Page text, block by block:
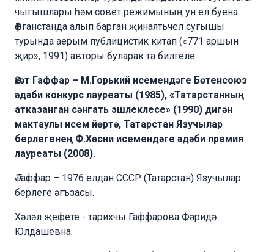
чыгышлары һәм совет режимының ун ел буена
Әфганстанда алып барган җинаятьчел сугышы
турында аерым публицистик китап («771 аршын
җир», 1991) авторы буларак та билгеле.
Әхәт Гаффар – М.Горький исемендәге Бөтенсоюз
әдәби конкурс лауреаты (1985), «Татарстанның
атказанган сәнгать эшлеклесе» (1990) дигән
мактаулы исем йөртә, Татарстан Язучылар
берлегенең Ф.Хөсни исемендәге әдәби премия
лауреаты (2008).
Ә.Гаффар – 1976 елдан СССР (Татарстан) Язучылар
берлеге әгъзасы.
Хәләл җефете - тарихчы Гаффарова Фәридә
Юлдашевна.